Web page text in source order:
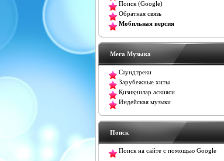
Поиск (Google)
Обратная связь
Мобильная версия
Мега Музыка
Саундтреки
Зарубежные хиты
Қизиқчилар аскияси
Индейская музыки
Поиск
Поиск на сайте с помощью Google